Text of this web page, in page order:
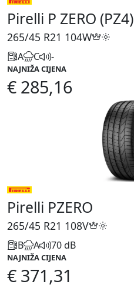
Pirelli P ZERO (PZ4)
265/45 R21 104W
A C -
NAJNIŽA CIJENA
€ 285,16
Pirelli PZERO
265/45 R21 108V
B A 70 dB
NAJNIŽA CIJENA
€ 371,31